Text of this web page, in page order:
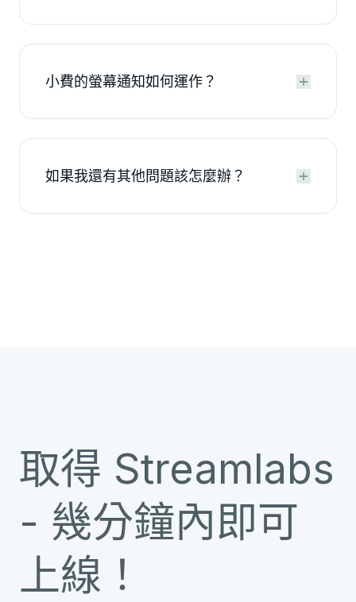
小費的螢幕通知如何運作？ 

如果我還有其他問題該怎麼辦？ 

取得 Streamlabs
- 幾分鐘內即可
上線！